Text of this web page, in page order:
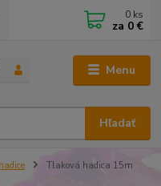
Menu
Hľadať
0 ks
za 0 €
hadice Tlaková hadica 15m